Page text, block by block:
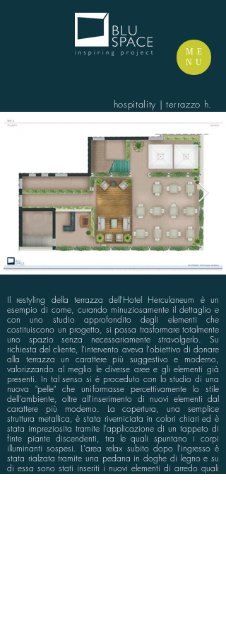
ME
NU
hospitality | terrazzo h.
Il restyling della terrazza dell'Hotel Herculaneum è un
esempio di come, curando minuziosamente il dettaglio e
con uno studio approfondito degli elementi che
costituiscono un progetto, si possa trasformare totalmente
uno spazio senza necessariamente stravolgerlo. Su
richiesta del cliente, l'intervento aveva l'obiettivo di donare
alla terrazza un carattere più suggestivo e moderno,
valorizzando al meglio le diverse aree e gli elementi già
presenti. In tal senso si è proceduto con lo studio di una
nuova "pelle" che uniformasse percettivamente lo stile
dell'ambiente, oltre all'inserimento di nuovi elementi dal
carattere più moderno. La copertura, una semplice
struttura metallica, è stata riverniciata in colori chiari ed è
stata impreziosita tramite l'applicazione di un tappeto di
finte piante discendenti, tra le quali spuntano i corpi
illuminanti sospesi. L'area relax subito dopo l'ingresso è
stata rialzata tramite una pedana in doghe di legno e su
di essa sono stati inseriti i nuovi elementi di arredo quali
divani e poltrone a uovo con struttura autoportante, con